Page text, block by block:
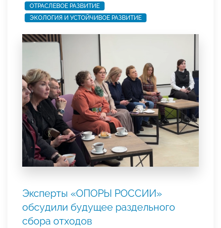
ОТРАСЛЕВОЕ РАЗВИТИЕ
ЭКОЛОГИЯ И УСТОЙЧИВОЕ РАЗВИТИЕ
Эксперты «ОПОРЫ РОССИИ»
обсудили будущее раздельного
сбора отходов